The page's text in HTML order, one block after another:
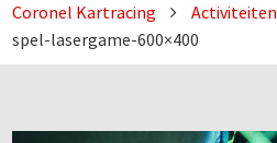
Coronel Kartracing Activiteiten
spel-lasergame-600×400